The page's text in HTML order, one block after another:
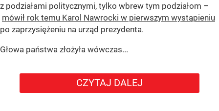
z podziałami politycznymi, tylko wbrew tym podziałom –
mówił rok temu Karol Nawrocki w pierwszym wystąpieniu
po zaprzysiężeniu na urząd prezydenta.
Głowa państwa złożyła wówczas...
CZYTAJ DALEJ